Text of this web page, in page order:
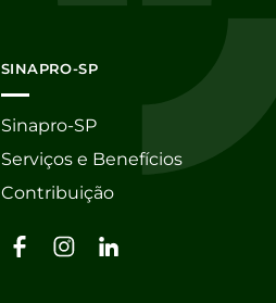
SINAPRO-SP
Sinapro-SP
Serviços e Benefícios
Contribuição